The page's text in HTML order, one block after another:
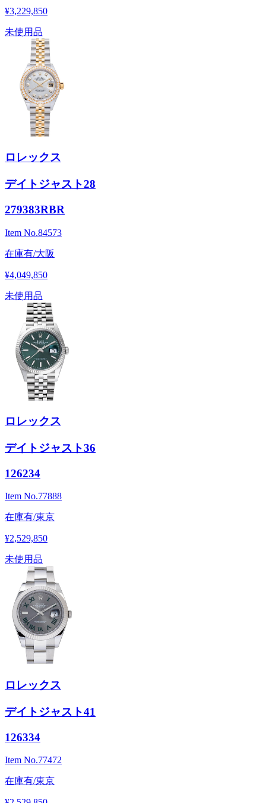
¥3,229,850
未使用品
ロレックス
デイトジャスト28
279383RBR
Item No.84573
在庫有/大阪
¥4,049,850
未使用品
ロレックス
デイトジャスト36
126234
Item No.77888
在庫有/東京
¥2,529,850
未使用品
ロレックス
デイトジャスト41
126334
Item No.77472
在庫有/東京